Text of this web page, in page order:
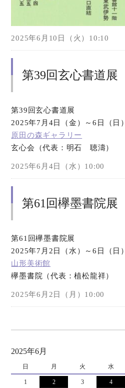
2025年6月10日（火）10:10
第39回玄心書道展
第39回玄心書道展
2025年7月4日（金）～6日（日）
原田の森ギャラリー
玄心会（代表：明石 聴濤）
2025年6月4日（水）10:00
第61回欅墨書院展
第61回欅墨書院展
2025年7月2日（水）～6日（日）
山形美術館
欅墨書院（代表：植松龍祥）
2025年6月2日（月）10:00
2025年6月
日 月 火 水
1 2 3 4